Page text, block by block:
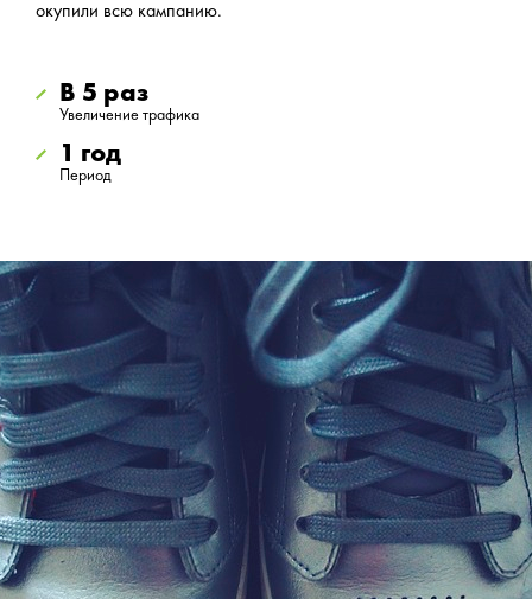
окупили всю кампанию.
В 5 раз
Увеличение трафика
1 год
Период